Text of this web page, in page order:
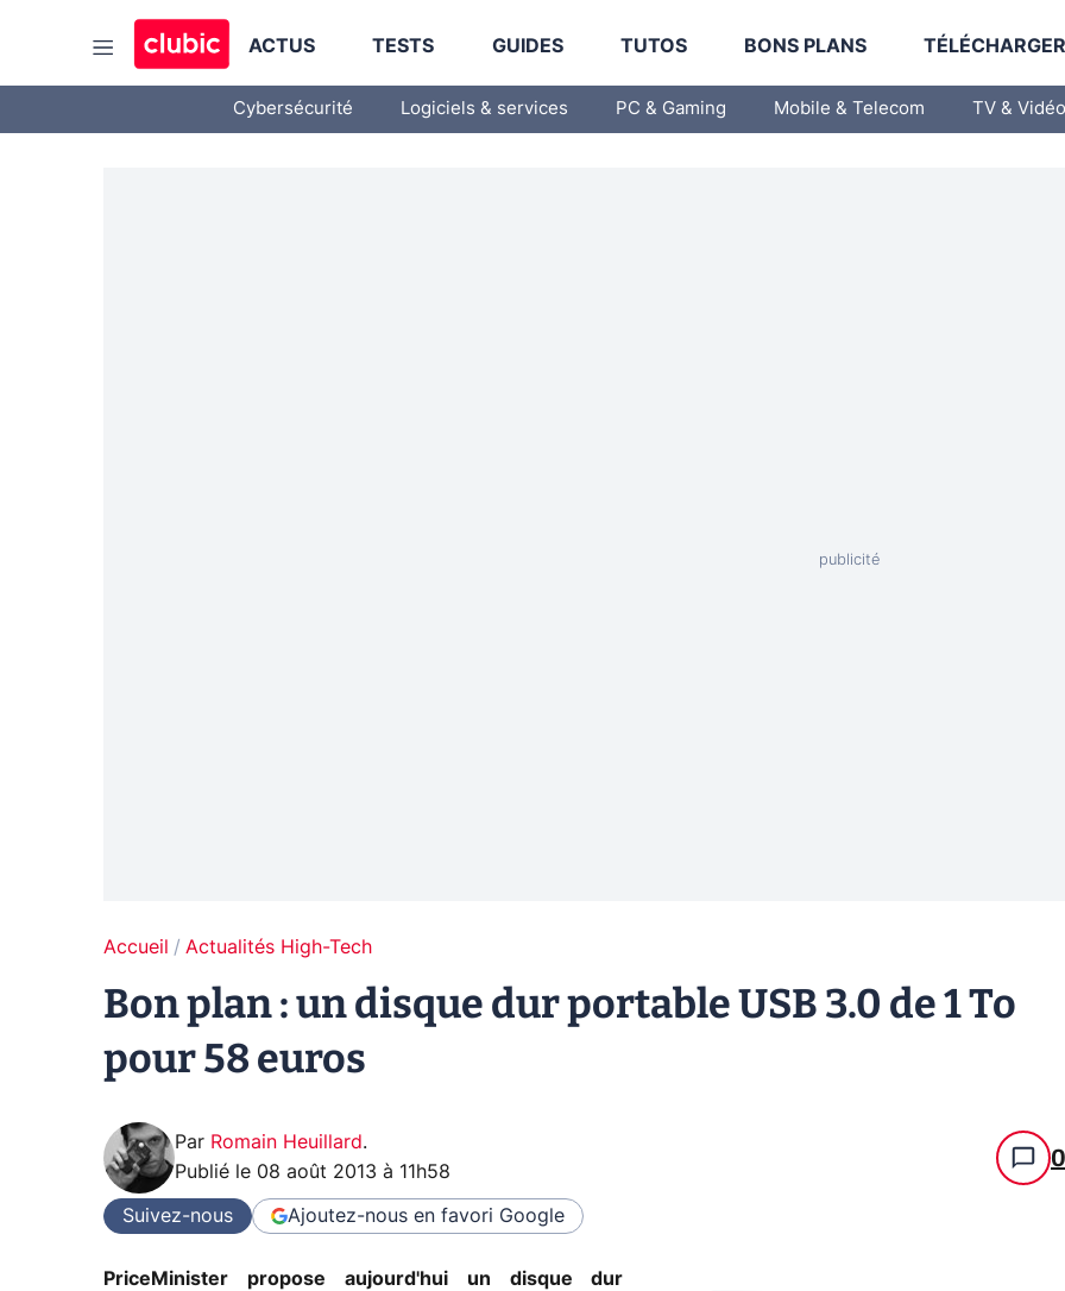
ACTUS TESTS GUIDES TUTOS BONS PLANS
Cybersécurité Logiciels & services PC & Gaming Mobile & Telecom TV & Vidéo
Accueil Actualités High-Tech
Bon plan : un disque dur portable USB 3.0 de 1 To
pour 58 euros
Par Romain Heuillard.
Publié le 08 août 2013 à 11h58 0
Suivez-nous Ajoutez-nous en favori Google
PriceMinister propose aujourd'hui un disque dur